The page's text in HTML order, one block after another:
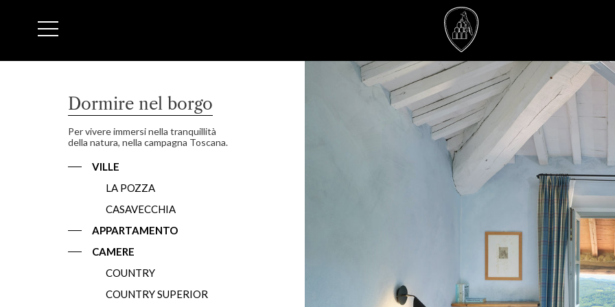
Dormire nel borgo
Per vivere immersi nella tranquillità
della natura, nella campagna Toscana.
VILLE
LA POZZA
CASAVECCHIA
APPARTAMENTO
CAMERE
COUNTRY
COUNTRY SUPERIOR